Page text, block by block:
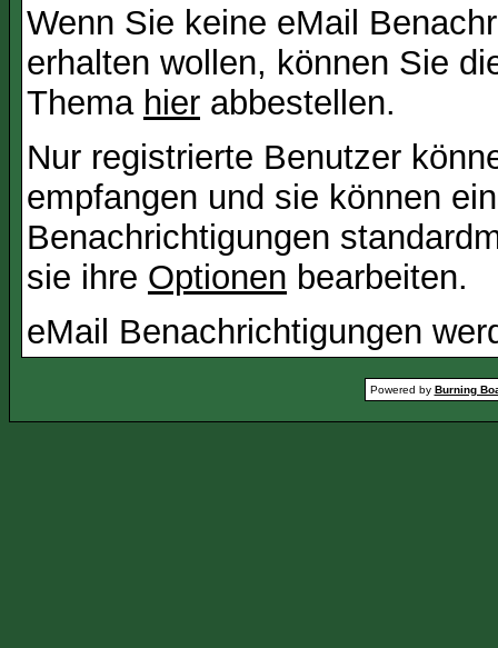
Wenn Sie keine eMail
erhalten wollen, können Sie
Thema hier abbestellen.
Nur registrierte Benutzer
empfangen und sie können
Benachrichtigungen
sie ihre Optionen bearbeiten.
eMail Benachrichtigungen
Powered by Burning